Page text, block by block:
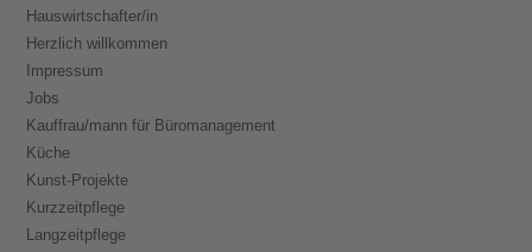
Hauswirtschafter/in
Herzlich willkommen
Impressum
Jobs
Kauffrau/mann für Büromanagement
Küche
Kunst-Projekte
Kurzzeitpflege
Langzeitpflege